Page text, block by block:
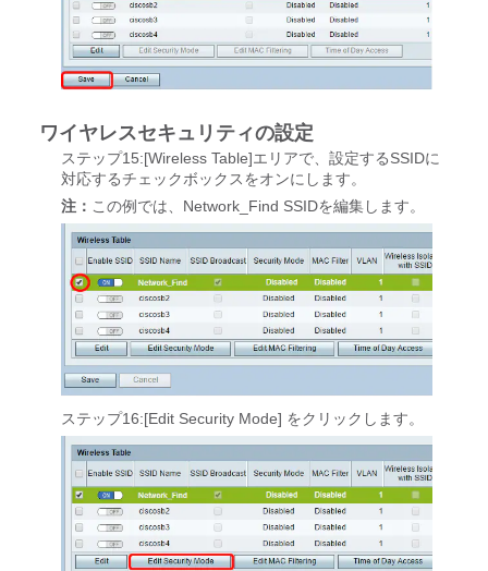
ワイヤレスセキュリティの設定
ステップ15:[Wireless Table]エリアで、設定するSSIDに
対応するチェックボックスをオンにします。
注： この例では、Network_Find SSIDを編集します。
ステップ16:[Edit Security Mode] をクリックします。